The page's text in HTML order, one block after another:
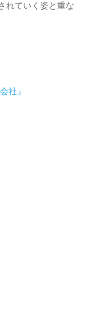
れていく姿と重な
社』